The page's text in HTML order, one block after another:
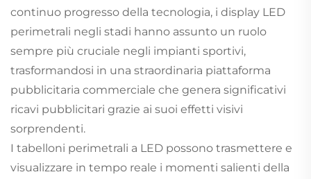
continuo progresso della tecnologia, i display LED
perimetrali negli stadi hanno assunto un ruolo
sempre più cruciale negli impianti sportivi,
trasformandosi in una straordinaria piattaforma
pubblicitaria commerciale che genera significativi
ricavi pubblicitari grazie ai suoi effetti visivi
sorprendenti.
I tabelloni perimetrali a LED possono trasmettere e
visualizzare in tempo reale i momenti salienti della